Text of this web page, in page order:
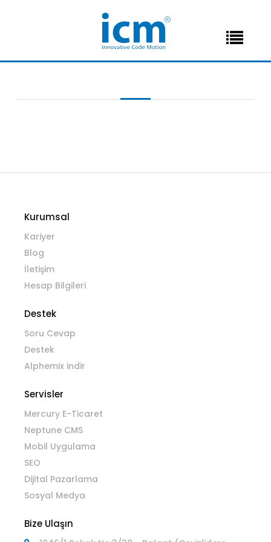
Kurumsal
Kariyer
Blog
İletişim
Hesap Bilgileri
Destek
Soru Cevap
Destek
Alphemix indir
Servisler
Mercury E-Ticaret
Neptune CMS
Mobil Uygulama
SEO
Dijital Pazarlama
Sosyal Medya
Bize Ulaşın